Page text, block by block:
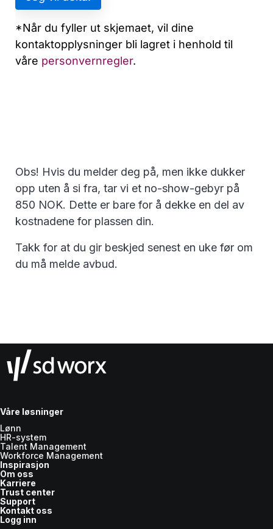
Obs! Hvis du melder deg på, men ikke dukker
opp uten å si fra, tar vi et no-show-gebyr på
850 NOK. Dette er bare for å dekke en del av
kostnadene for plassen din.
Takk for at du gir beskjed senest en uke før om
du må melde avbud.
Våre løsninger
Lønn
HR-system
Talent Management
Workforce Management
Inspirasjon
Om oss
Karriere
Trust center
Support
Kontakt oss
Logg inn